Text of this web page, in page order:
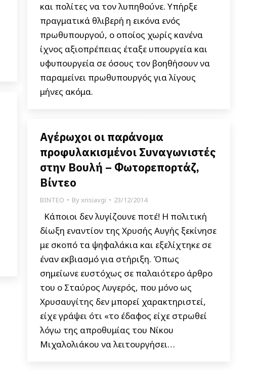
και πολίτες να τον λυπηθούνε. Υπήρξε
πραγματικά θλιβερή η εικόνα ενός
πρωθυπουργού, ο οποίος χωρίς κανένα
ίχνος αξιοπρέπειας έταξε υπουργεία και
υφυπουργεία σε όσους τον βοηθήσουν να
παραμείνει πρωθυπουργός για λίγους
μήνες ακόμα.
Αγέρωχοι οι παράνομα
προφυλακισμένοι Συναγωνιστές
στην Βουλή – Φωτορεπορτάζ,
Βίντεο
ΒΙΝΤΕΟ Byxrisiavgi 23/12/2014
Κάποιοι δεν λυγίζουνε ποτέ! Η πολιτική
δίωξη εναντίον της Χρυσής Αυγής ξεκίνησε
με σκοπό τα ψηφαλάκια και εξελίχτηκε σε
έναν εκβιασμό για στήριξη. Όπως
σημείωνε ευστόχως σε παλαιότερο άρθρο
του ο Σταύρος Λυγερός, που μόνο ως
Χρυσαυγίτης δεν μπορεί χαρακτηριστεί,
είχε γράψει ότι «το έδαφος είχε στρωθεί
λόγω της απροθυμίας του Νίκου
Μιχαλολιάκου να λειτουργήσει…